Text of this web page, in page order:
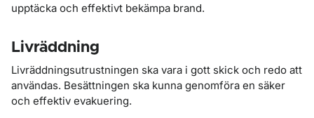
upptäcka och effektivt bekämpa brand.
Livräddning
Livräddningsutrustningen ska vara i gott skick och redo att
användas. Besättningen ska kunna genomföra en säker
och effektiv evakuering.